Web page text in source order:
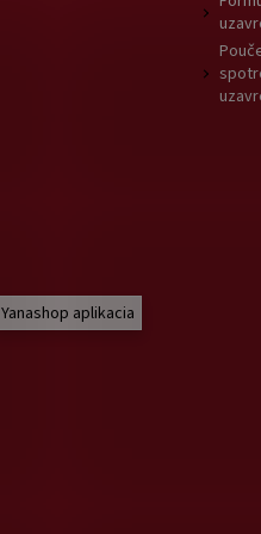
Yanashop aplikacia